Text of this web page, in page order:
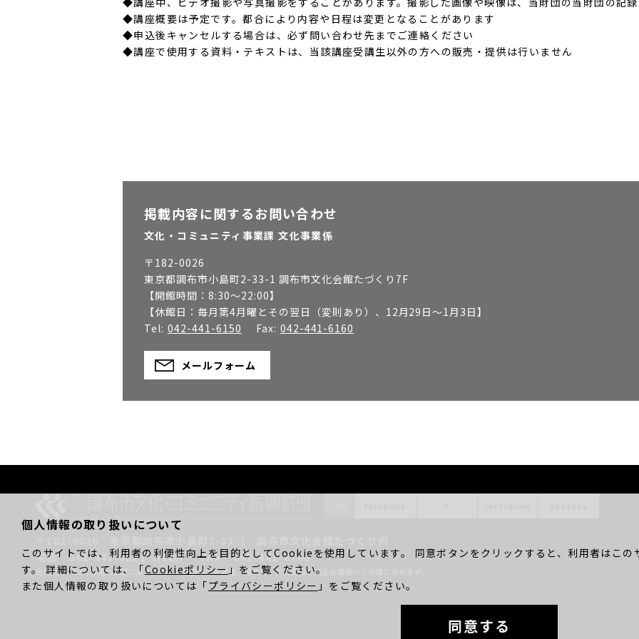
◆講座概要は予定です。都合により内容や日程は変更となることがあります
◆申込後キャンセルする場合は、必ず問い合わせ先までご連絡ください
◆講座で使用する資料・テキストは、当該講座受講生以外の方への販売・提供は行いません
掲載内容に関するお問い合わせ
文化・コミュニティ事業課 文化事業係
〒 182-0026
東京都調布市小島町2-33-1 調布市文化会館たづくり7F
【開館時間： 8:30～22:00】
【休館日： 毎月第4月曜とその翌日（変則あり）、12月29日～1月3日】
Tel: 042-441-6150 Fax: 042-441-6160
メールフォーム
電話 042-441-6111（代表）
FAX 042-441-6160
当財団は、個人情報の保護に関する法令と社会秩序を尊重・遵守し、個人情報の適正な取扱いと保護に努めます。
個人情報の取り扱いについて
このサイトでは、利用者の利便性向上を目的としてCookieを使用しています。 同意ボタンをクリックすると、利用者はこ
す。 詳細については、「Cookieポリシー 」をご覧ください。
また個人情報の取り扱いについては「プライバシーポリシー 」をご覧ください。
同意する